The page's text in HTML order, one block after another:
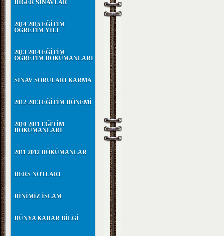
DİĞER SINAVLAR
2014-2015 EĞİTİM
ÖĞRETİM YILI
2013-2014 EĞİTİM-
ÖĞRETİM DÖKÜMANLARI
SINAV SORULARI KARMA
2012-2013 EĞİTİM DÖNEMİ
2010-2011 EĞİTİM
DÖKÜMANLARI
2011-2012 DÖKÜMANLAR
DERS NOTLARI
DİNİMİZ İSLAM
DÜNYA KADAR BİLGİ